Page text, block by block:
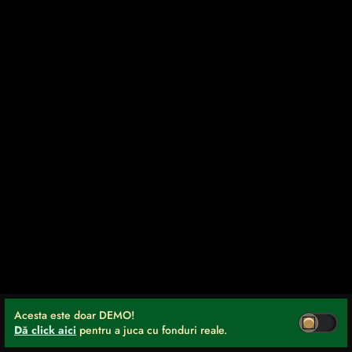
Acesta este doar DEMO!
Dă click aici pentru a juca cu fonduri reale.